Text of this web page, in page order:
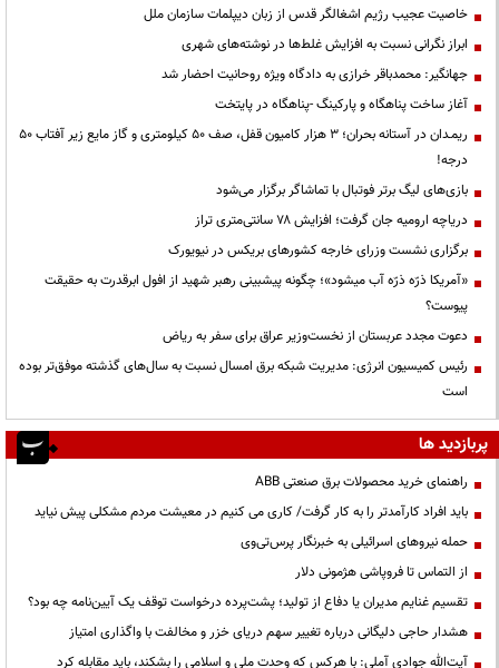
خاصیت عجیب رژیم اشغالگر قدس از زبان دیپلمات سازمان ملل
ابراز نگرانی نسبت به افزایش غلط‌ها در نوشته‌های شهری
جهانگیر: محمدباقر خرازی به دادگاه ویژه روحانیت احضار شد
آغاز ساخت پناهگاه و پارکینگ -پناهگاه در پایتخت
ریمـدان در آستانه بحران؛ ۳ هزار کامیون قفل، صف ۵۰ کیلومتری و گاز مایع زیر آفتاب ۵۰
درجه!
بازی‌های لیگ برتر فوتبال با تماشاگر برگزار می‌شود
دریاچه ارومیه جان گرفت؛ افزایش ۷۸ سانتی‌متری تراز
برگزاری نشست وزرای خارجه کشورهای بریکس در نیویورک
«آمریکا ذرّه ذرّه آب میشود»؛ چگونه پیشبینی رهبر شهید از افول ابرقدرت به حقیقت
پیوست؟
دعوت مجدد عربستان از نخست‌وزیر عراق برای سفر به ریاض
رئیس کمیسیون انرژی: مدیریت شبکه برق امسال نسبت به سال‌های گذشته موفق‌تر بوده
است
پربازدید ها
راهنمای خرید محصولات برق صنعتی ABB
باید افراد کارآمدتر را به کار گرفت/ کاری می کنیم در معیشت مردم مشکلی پیش نیاید
حمله نیروهای اسرائیلی به خبرنگار پرس‌تی‌وی
از التماس تا فروپاشی هژمونی دلار
تقسیم غنایم مدیران یا دفاع از تولید؛ پشت‌پرده درخواست توقف یک آیین‌نامه چه بود؟
هشدار حاجی دلیگانی درباره تغییر سهم دریای خزر و مخالفت با واگذاری امتیاز
آیت‌الله جوادی آملی: با هرکس که وحدت ملی و اسلامی را بشکند، باید مقابله کرد